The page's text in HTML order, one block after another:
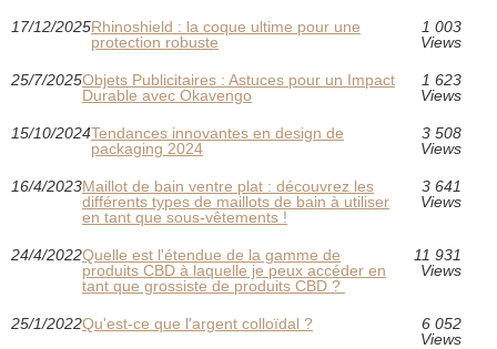
17/12/2025Rhinoshield : la coque ultime pour une
protection robuste
1 003
Views
25/7/2025Objets Publicitaires : Astuces pour un Impact
Durable avec Okavengo
1 623
Views
15/10/2024Tendances innovantes en design de
packaging 2024
3 508
Views
16/4/2023Maillot de bain ventre plat : découvrez les
différents types de maillots de bain à utiliser
en tant que sous-vêtements !
3 641
Views
24/4/2022Quelle est l'étendue de la gamme de
produits CBD à laquelle je peux accéder en
tant que grossiste de produits CBD ?
11 931
Views
25/1/2022Qu'est-ce que l'argent colloïdal ?
6 052
Views